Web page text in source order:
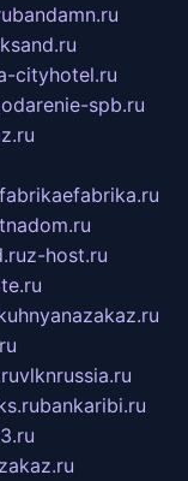
bandamn.ru
cityhotel.ru
spb.ru
z-host.ru
vlknrussia.ru
bankaribi.ru